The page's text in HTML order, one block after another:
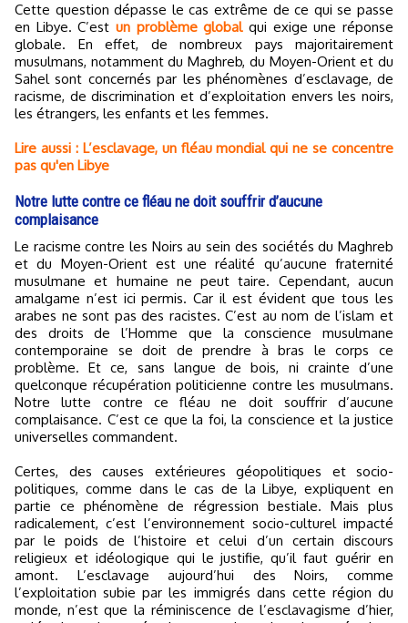
Cette question dépasse le cas extrême de ce qui se passe
en Libye. C’est un problème globalqui exige une réponse
globale. En effet, de nombreux pays majoritairement
musulmans, notamment du Maghreb, du Moyen-Orient et du
Sahel sont concernés par les phénomènes d’esclavage, de
racisme, de discrimination et d’exploitation envers les noirs,
les étrangers, les enfants et les femmes.
Lire aussi : L’esclavage, un fléau mondial qui ne se concentre
pas qu'en Libye
Notre lutte contre ce fléau ne doit souffrir d’aucune
complaisance
Le racisme contre les Noirs au sein des sociétés du Maghreb
et du Moyen-Orient est une réalité qu’aucune fraternité
musulmane et humaine ne peut taire. Cependant, aucun
amalgame n’est ici permis. Car il est évident que tous les
arabes ne sont pas des racistes. C’est au nom de l’islam et
des droits de l’Homme que la conscience musulmane
contemporaine se doit de prendre à bras le corps ce
problème. Et ce, sans langue de bois, ni crainte d’une
quelconque récupération politicienne contre les musulmans.
Notre lutte contre ce fléau ne doit souffrir d’aucune
complaisance. C’est ce que la foi, la conscience et la justice
universelles commandent.
Certes, des causes extérieures géopolitiques et socio-
politiques, comme dans le cas de la Libye, expliquent en
partie ce phénomène de régression bestiale. Mais plus
radicalement, c’est l’environnement socio-culturel impacté
par le poids de l’histoire et celui d’un certain discours
religieux et idéologique qui le justifie, qu’il faut guérir en
amont. L’esclavage aujourd’hui des Noirs, comme
l’exploitation subie par les immigrés dans cette région du
monde, n’est que la réminiscence de l’esclavagisme d’hier,